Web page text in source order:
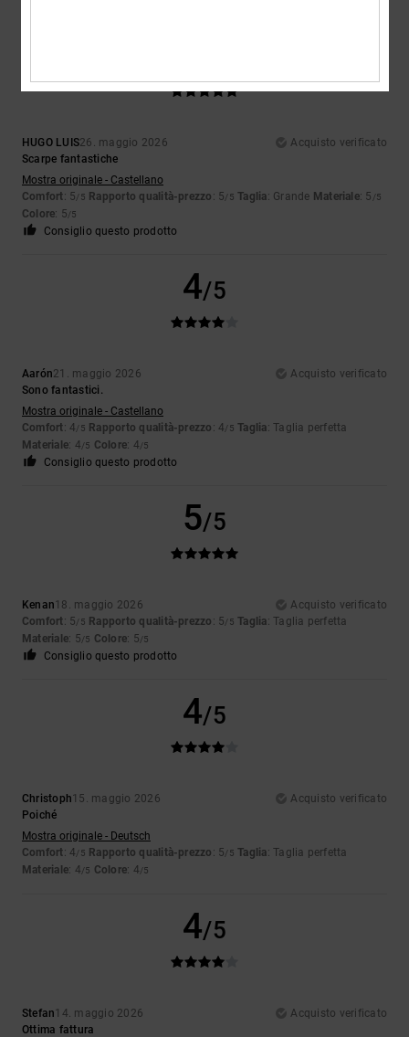
HUGO LUIS26. maggio 2026
Acquisto verificato
Scarpe fantastiche
Mostra originale - Castellano
Comfort: 5/5 Rapporto qualità-prezzo : 5/5 Taglia: Grande Materiale: 5 /5
Colore: 5/5
Consiglio questo prodotto
4/5
Aarón21. maggio 2026
Acquisto verificato
Sono fantastici.
Mostra originale - Castellano
Comfort: 4/5 Rapporto qualità-prezzo : 4/5 Taglia: Taglia perfetta
Materiale: 4/5 Colore: 4/5
Consiglio questo prodotto
5/5
Kenan18. maggio 2026
Acquisto verificato
Comfort: 5/5 Rapporto qualità-prezzo : 5/5 Taglia: Taglia perfetta
Materiale: 5/5 Colore: 5/5
Consiglio questo prodotto
4/5
Christoph15. maggio 2026
Acquisto verificato
Poiché
Mostra originale - Deutsch
Comfort: 4/5 Rapporto qualità-prezzo : 5/5 Taglia: Taglia perfetta
Materiale: 4/5 Colore: 4/5
4/5
Stefan14. maggio 2026
Acquisto verificato
Ottima fattura